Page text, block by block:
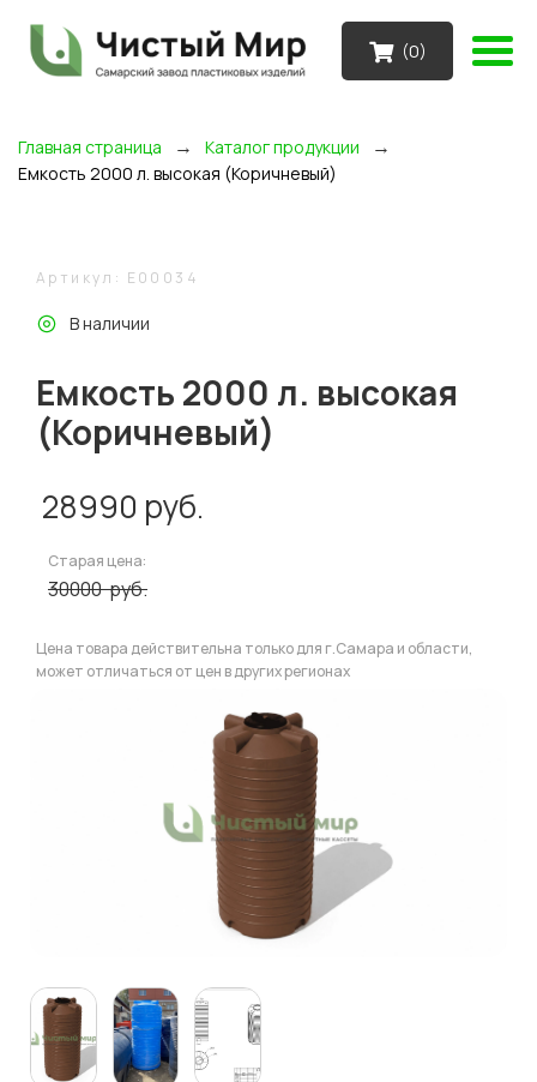
(0)
Главная страница → Каталог продукции →
Емкость 2000 л. высокая (Коричневый)
Артикул: E00034
В наличии
Емкость 2000 л. высокая
(Коричневый)
28990 руб.
Старая цена:
30000руб.
Цена товара действительна только для г.Самара и области,
может отличаться от цен в других регионах